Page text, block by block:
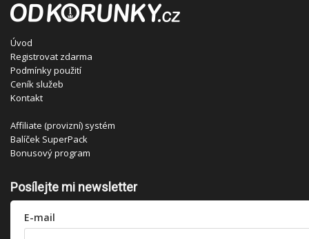
Úvod
Registrovat zdarma
Podmínky použití
Ceník služeb
Kontakt
Affiliate (provizní) systém
Balíček SuperPack
Bonusový program
Posílejte mi newsletter
E-mail